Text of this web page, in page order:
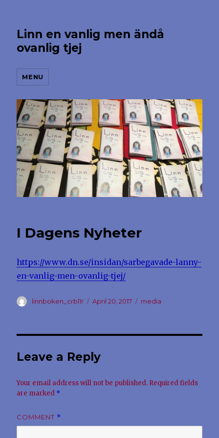
Linn en vanlig men ändå
ovanlig tjej
MENU
I Dagens Nyheter
https://www.dn.se/insidan/sarbegavade-lanny-
en-vanlig-men-ovanlig-tjej/
Author
linnboken_crbl1r
Posted
April 20, 2017 Categories
media
Leave a Reply
Your email address will not be published. Required fields
are marked *
COMMENT *